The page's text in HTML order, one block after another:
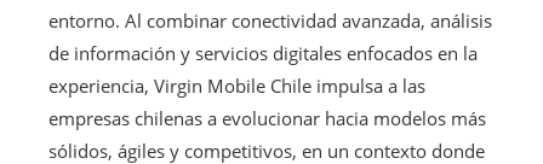
entorno. Al combinar conectividad avanzada, análisis
de información y servicios digitales enfocados en la
experiencia, Virgin Mobile Chile impulsa a las
empresas chilenas a evolucionar hacia modelos más
sólidos, ágiles y competitivos, en un contexto donde